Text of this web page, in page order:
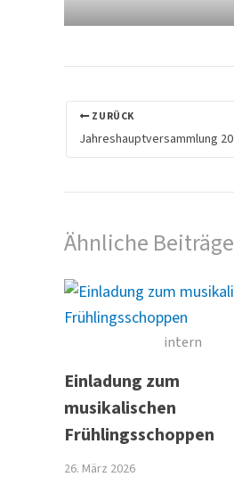
ZURÜCK
Ähnliche Beiträge
intern
Einladung zum
musikalischen
Frühlingsschoppen
26. März 2026